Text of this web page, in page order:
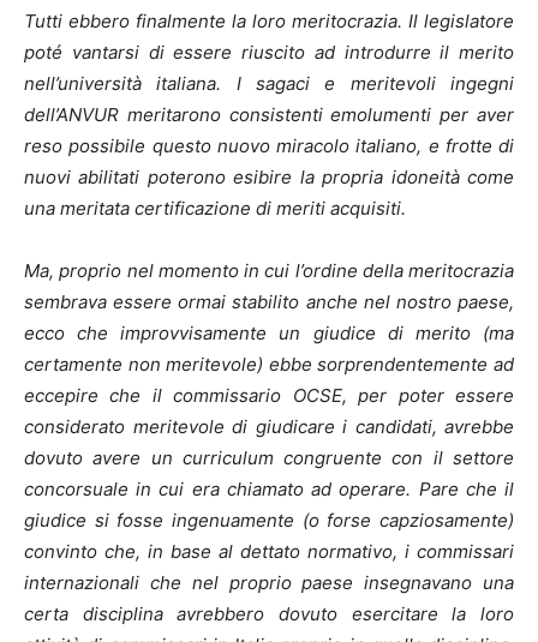
Tutti ebbero finalmente la loro meritocrazia. Il legislatore
poté vantarsi di essere riuscito ad introdurre il merito
nell’università italiana. I sagaci e meritevoli ingegni
dell’ANVUR meritarono consistenti emolumenti per aver
reso possibile questo nuovo miracolo italiano, e frotte di
nuovi abilitati poterono esibire la propria idoneità come
una meritata certificazione di meriti acquisiti.
Ma, proprio nel momento in cui l’ordine della meritocrazia
sembrava essere ormai stabilito anche nel nostro paese,
ecco che improvvisamente un giudice di merito (ma
certamente non meritevole) ebbe sorprendentemente ad
eccepire che il commissario OCSE, per poter essere
considerato meritevole di giudicare i candidati, avrebbe
dovuto avere un curriculum congruente con il settore
concorsuale in cui era chiamato ad operare. Pare che il
giudice si fosse ingenuamente (o forse capziosamente)
convinto che, in base al dettato normativo, i commissari
internazionali che nel proprio paese insegnavano una
certa disciplina avrebbero dovuto esercitare la loro